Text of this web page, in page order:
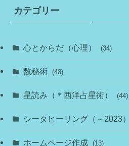
カテゴリー
心とからだ（心理） (34)
(22)
数秘術 (48)
(11)
(10)
(15)
星読み（＊西洋占星術） (44)
(11)
(8)
シータヒーリング（～2023）
(14)
ホームページ作成 (13)